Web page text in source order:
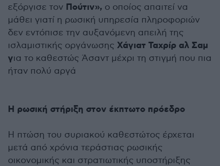
εξόργισε τον Πούτιν», ο οποίος απαιτεί να
μάθει γιατί η ρωσική υπηρεσία πληροφοριών
δεν εντόπισε την αυξανόμενη απειλή της
ισλαμιστικής οργάνωσης Χάγιατ Ταχρίρ αλ Σαμ
για το καθεστώς Άσαντ μέχρι τη στιγμή που πια
ήταν πολύ αργά
Η ρωσική στήριξη στον έκπτωτο πρόεδρο
Η πτώση του συριακού καθεστώτος έρχεται
μετά από χρόνια τεράστιας ρωσικής
οικονομικής και στρατιωτικής υποστήριξης